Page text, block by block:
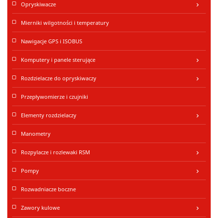
Opryskiwacze keyboard_arrow_right
Mierniki wilgotności i temperatury
Nawigacje GPS i ISOBUS
Komputery i panele sterujące keyboard_arrow_right
Rozdzielacze do opryskiwaczy keyboard_arrow_right
Przepływomierze i czujniki
Elementy rozdzielaczy keyboard_arrow_right
Manometry
Rozpylacze i rozlewaki RSM keyboard_arrow_right
Pompy keyboard_arrow_right
Rozwadniacze boczne
Zawory kulowe keyboard_arrow_right